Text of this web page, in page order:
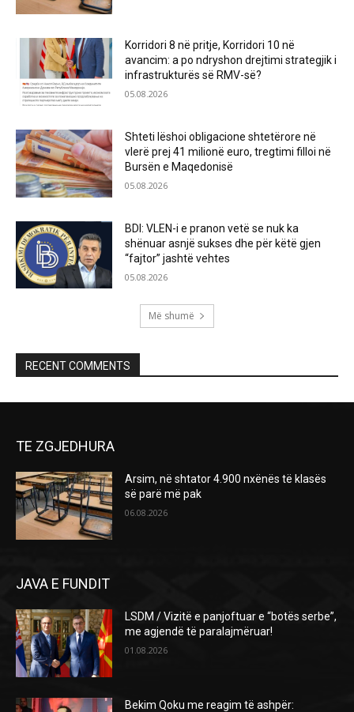
Korridori 8 në pritje, Korridori 10 në
avancim: a po ndryshon drejtimi strategjik i
infrastrukturës së RMV-së?
05.08.2026
Shteti lëshoi obligacione shtetërore në
vlerë prej 41 milionë euro, tregtimi filloi në
Bursën e Maqedonisë
05.08.2026
BDI: VLEN-i e pranon vetë se nuk ka
shënuar asnjë sukses dhe për këtë gjen
“fajtor” jashtë vehtes
05.08.2026
Më shumë
RECENT COMMENTS
TE ZGJEDHURA
Arsim, në shtator 4.900 nxënës të klasës
së parë më pak
06.08.2026
JAVA E FUNDIT
LSDM / Vizitë e panjoftuar e “botës serbe”,
me agjendë të paralajmëruar!
01.08.2026
Bekim Qoku me reagim të ashpër: